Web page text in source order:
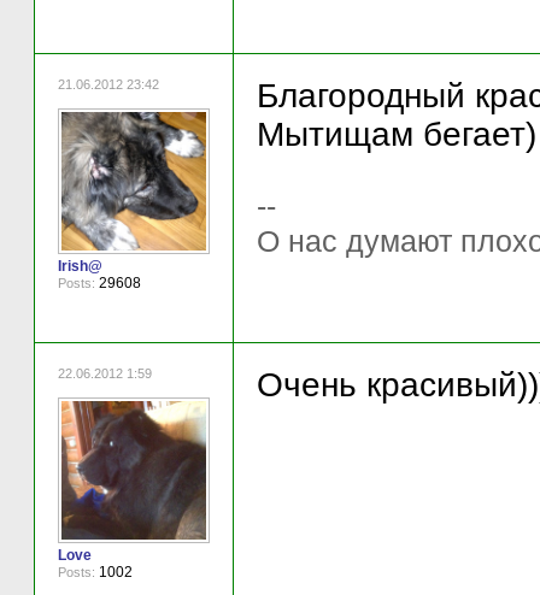
21.06.2012 23:42
Irish@
Posts: 29608
Благородный
Мытищам бегает)
--
О нас думают
22.06.2012 1:59
Love
Posts: 1002
Очень